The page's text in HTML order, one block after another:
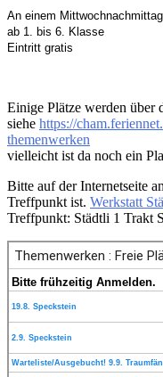
An einem Mittwochnachmittag
ab 1. bis 6. Klasse
Eintritt gratis
Einige Plätze werden über
siehe https://
themenwerken
vielleicht ist da noch ein
Bitte auf der Internetseite
Treffpunkt ist. Werkstatt
Treffpunkt: Städtli 1 Trakt